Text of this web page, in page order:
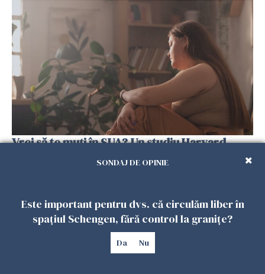
Vrei să te muți în SUA? Un studiu Harvard
arată ce se întâmplă cu sănătatea multor
SONDAJ DE OPINIE
Este important pentru dvs. că circulăm liber în
spațiul Schengen, fără control la granițe?
Da Nu